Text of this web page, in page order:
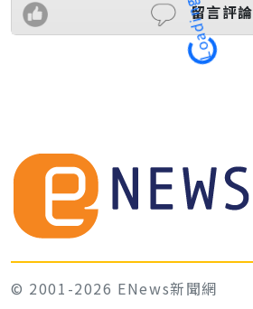
留言評論
Loading
© 2001-2026 ENews新聞網